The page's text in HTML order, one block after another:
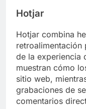
Hotjar
Hotjar combina
retroalimentación
de la experiencia
muestran cómo
sitio web,
grabaciones de
comentarios